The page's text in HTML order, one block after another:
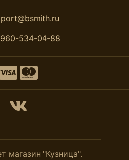
534-04-88
магазин "Кузница".